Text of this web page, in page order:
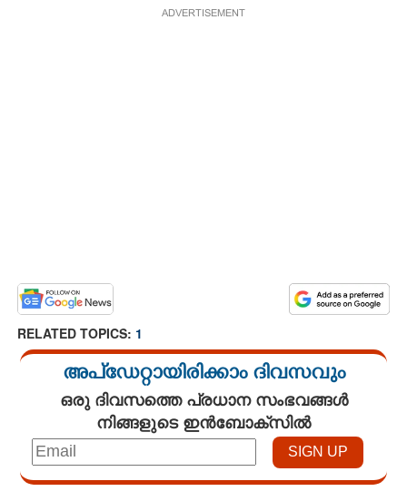
ADVERTISEMENT
RELATED TOPICS: 1
അപ്ഡേറ്റായിരിക്കാം ദിവസവും
ഒരു ദിവസത്തെ പ്രധാന സംഭവങ്ങൾ
നിങ്ങളുടെ ഇൻബോക്സിൽ